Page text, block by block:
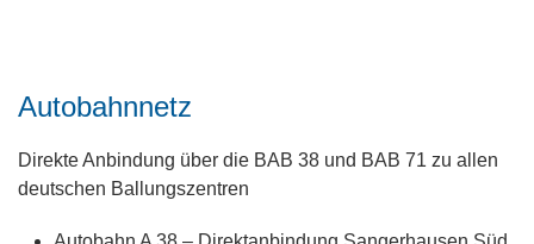
Autobahnnetz
Direkte Anbindung über die BAB 38 und BAB 71 zu allen
deutschen Ballungszentren